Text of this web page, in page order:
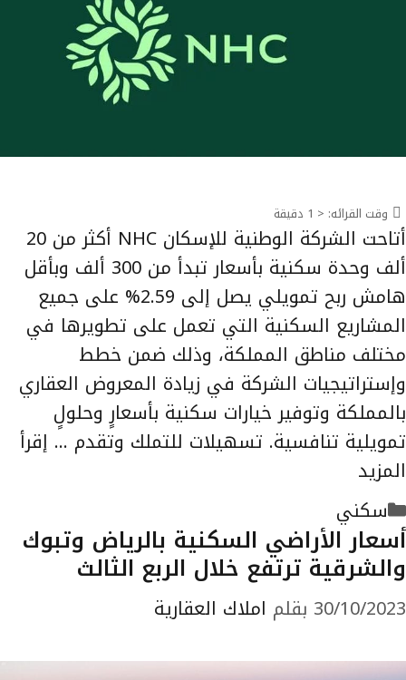
وقت القرائه: < 1 دقيقة
أتاحت الشركة الوطنية للإسكان NHC أكثر من 20
ألف وحدة سكنية بأسعار تبدأ من 300 ألف وبأقل
هامش ربح تمويلي يصل إلى 2.59% على جميع
المشاريع السكنية التي تعمل على تطويرها في
مختلف مناطق المملكة، وذلك ضمن خطط
وإستراتيجيات الشركة في زيادة المعروض العقاري
بالمملكة وتوفير خيارات سكنية بأسعارٍ وحلولٍ
تمويلية تنافسية. تسهيلات للتملك وتقدم … إقرأ
المزيد
التصنيفات
سكني
أسعار الأراضي السكنية بالرياض وتبوك
والشرقية ترتفع خلال الربع الثالث
30/10/2023 بقلم املاك العقارية